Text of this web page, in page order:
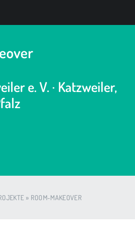
e. V. · Katzweiler,
» ROOM-MAKEOVER